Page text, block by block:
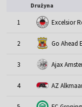
Drużyna
1 Excelsior
2 Go Ahead
3 Ajax
4 AZ